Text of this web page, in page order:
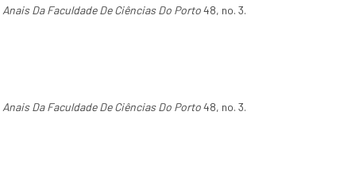
Anais Da Faculdade De Ciências Do Porto48, no. 3.
Anais Da Faculdade De Ciências Do Porto48, no. 3.